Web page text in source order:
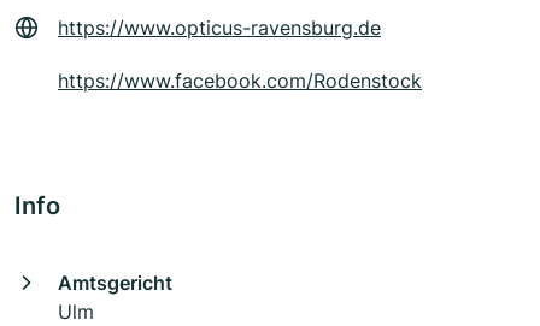
https://www.opticus-ravensburg.de
https://www.facebook.com/Rodenstock
Info
Amtsgericht
Ulm